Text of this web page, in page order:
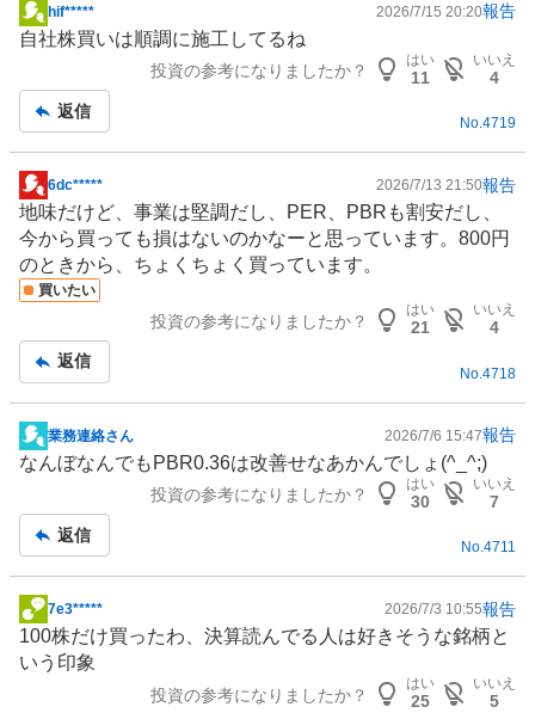
掲
示
事
hif***** 2026/7/15 20:20報告
自社株買いは順調に施工してるね
投資の参考になりましたか？
はい
11
いいえ
4
返信
No.4719
掲
示
板
記
事
6dc***** 2026/7/13 21:50報告
地味だけど、事業は堅調だし、PER、PBRも割安だし、
今から買っても損はないのかなーと思っています。800円
のときから、ちょくちょく買っています。
買いたい
投資の参考になりましたか？
はい
21
いいえ
4
返信
No. 4718
掲
示
事
業務連絡さん 2026/7/6 15:47報告
なんぼなんでもPBR0.36は改善せなあかんでしょ(^_^;)
投資の参考になりましたか？
はい
30
いいえ
7
返信
No.4711
掲
示
板
7e3***** 2026/7/3 10:55報告
100株だけ買ったわ、決算読んでる人は好きそうな銘柄と
いう印象
投資の参考になりましたか？
はい
25
いいえ
5